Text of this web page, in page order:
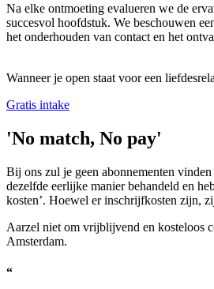
Na elke ontmoeting evalueren we de
succesvol hoofdstuk. We beschouwen
het onderhouden van contact en het
Wanneer je open staat voor een
Gratis intake
'No match, No pay'
Bij ons zul je geen abonnementen
dezelfde eerlijke manier behandeld en
kosten’. Hoewel er inschrijfkosten zijn,
Aarzel niet om vrijblijvend en kosteloos
Amsterdam.
“